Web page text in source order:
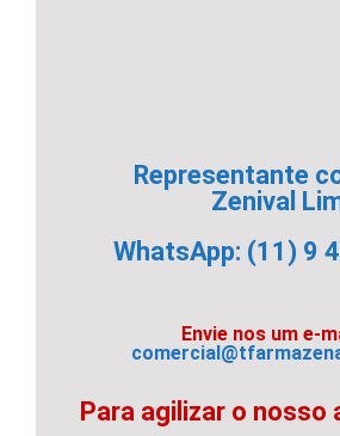
Representante
Zenival
WhatsApp: (11) 9
Envie nos um e-
Para agilizar o nosso